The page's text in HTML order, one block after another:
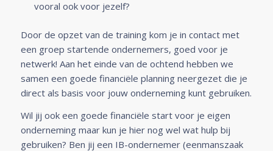
vooral ook voor jezelf?
Door de opzet van de training kom je in contact met
een groep startende ondernemers, goed voor je
netwerk! Aan het einde van de ochtend hebben we
samen een goede financiële planning neergezet die je
direct als basis voor jouw onderneming kunt gebruiken.
Wil jij ook een goede financiële start voor je eigen
onderneming maar kun je hier nog wel wat hulp bij
gebruiken? Ben jij een IB-ondernemer (eenmanszaak